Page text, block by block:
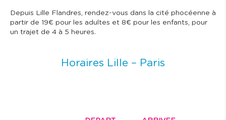
Depuis Lille Flandres, rendez-vous dans la cité phocéenne à
partir de 19€ pour les adultes et 8€ pour les enfants, pour
un trajet de 4 à 5 heures.
Horaires Lille – Paris